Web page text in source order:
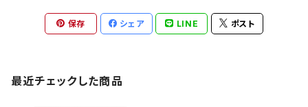
保存 シェア LINE ポスト
最近チェックした商品